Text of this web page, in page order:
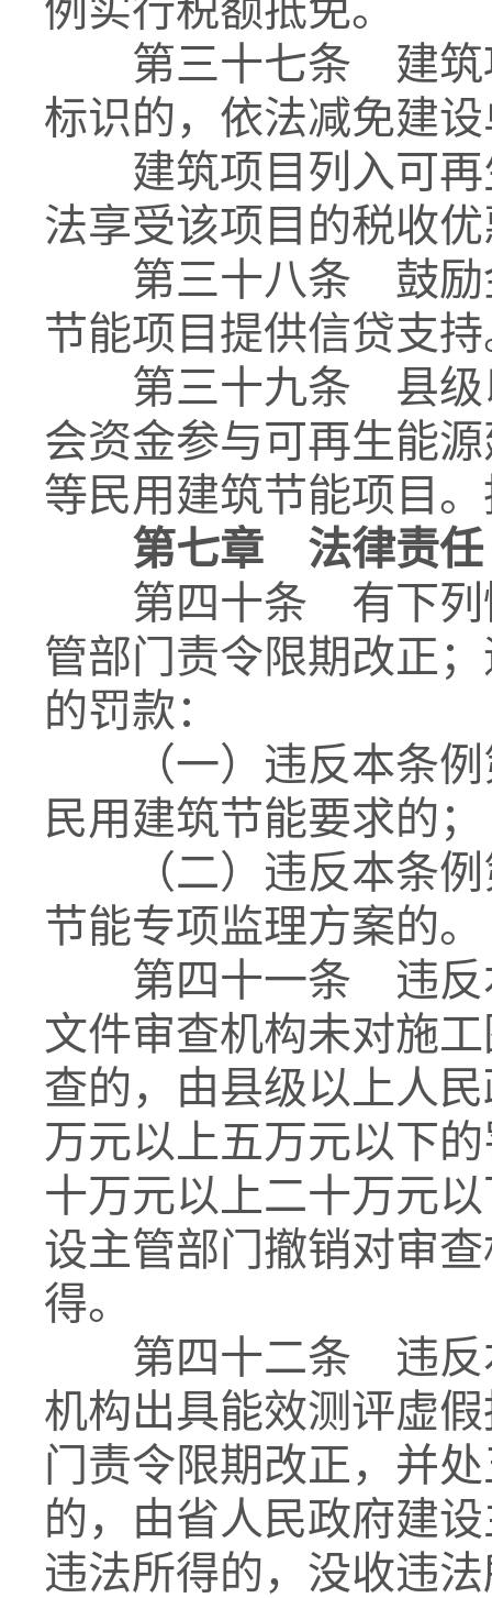
第三十七条 建筑项
标识的，依法减免建
建筑项目列入可再
法享受该项目的税收
第三十八条 鼓励金
节能项目提供信贷支
第三十九条 县级以
会资金参与可再生能
等民用建筑节能项目
第七章 法律责任
第四十条 有下列情
管部门责令限期改正
的罚款：
（一）违反本条例
民用建筑节能要求的；
（二）违反本条例
节能专项监理方案的。
第四十一条 违反本
文件审查机构未对施
查的，由县级以上人
万元以上五万元以下
十万元以上二十万元
设主管部门撤销对审
得。
第四十二条 违反本
机构出具能效测评虚
门责令限期改正，并
的，由省人民政府建
违法所得的，没收违